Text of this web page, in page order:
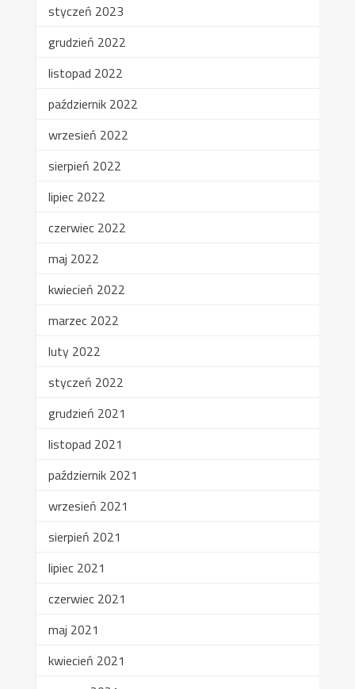
styczeń 2023
grudzień 2022
listopad 2022
październik 2022
wrzesień 2022
sierpień 2022
lipiec 2022
czerwiec 2022
maj 2022
kwiecień 2022
marzec 2022
luty 2022
styczeń 2022
grudzień 2021
listopad 2021
październik 2021
wrzesień 2021
sierpień 2021
lipiec 2021
czerwiec 2021
maj 2021
kwiecień 2021